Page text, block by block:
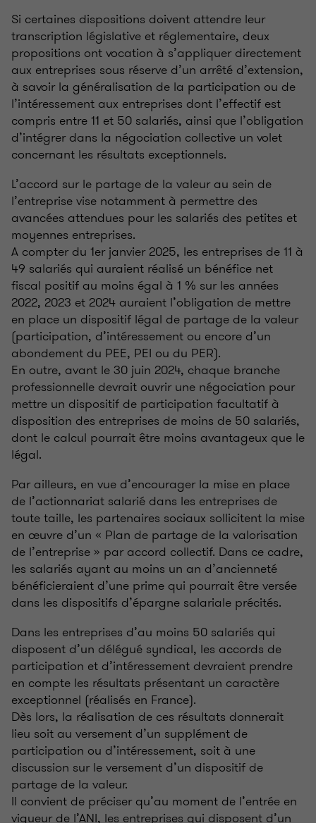
Si certaines dispositions doivent attendre leur
transcription législative et réglementaire, deux
propositions ont vocation à s’appliquer directement
aux entreprises sous réserve d’un arrêté d’extension,
à savoir la généralisation de la participation ou de
l’intéressement aux entreprises dont l’effectif est
compris entre 11 et 50 salariés, ainsi que l’obligation
d’intégrer dans la négociation collective un volet
concernant les résultats exceptionnels.
L’accord sur le partage de la valeur au sein de
l’entreprise vise notamment à permettre des
avancées attendues pour les salariés des petites et
moyennes entreprises.
A compter du 1er janvier 2025, les entreprises de 11 à
49 salariés qui auraient réalisé un bénéfice net
fiscal positif au moins égal à 1 % sur les années
2022, 2023 et 2024 auraient l’obligation de mettre
en place un dispositif légal de partage de la valeur
(participation, d’intéressement ou encore d’un
abondement du PEE, PEI ou du PER).
En outre, avant le 30 juin 2024, chaque branche
professionnelle devrait ouvrir une négociation pour
mettre un dispositif de participation facultatif à
disposition des entreprises de moins de 50 salariés,
dont le calcul pourrait être moins avantageux que le
légal.
Par ailleurs, en vue d’encourager la mise en place
de l’actionnariat salarié dans les entreprises de
toute taille, les partenaires sociaux sollicitent la mise
en œuvre d’un « Plan de partage de la valorisation
de l’entreprise » par accord collectif. Dans ce cadre,
les salariés ayant au moins un an d’ancienneté
bénéficieraient d’une prime qui pourrait être versée
dans les dispositifs d’épargne salariale précités.
Dans les entreprises d’au moins 50 salariés qui
disposent d’un délégué syndical, les accords de
participation et d’intéressement devraient prendre
en compte les résultats présentant un caractère
exceptionnel (réalisés en France).
Dès lors, la réalisation de ces résultats donnerait
lieu soit au versement d’un supplément de
participation ou d’intéressement, soit à une
discussion sur le versement d’un dispositif de
partage de la valeur.
Il convient de préciser qu’au moment de l’entrée en
vigueur de l’ANI, les entreprises qui disposent d’un